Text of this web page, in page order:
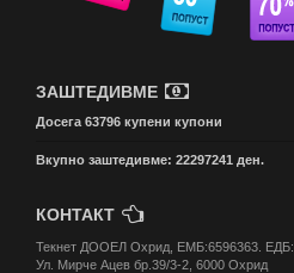
ЗАШТЕДИВМЕ
Досега 63796 купени купони
Вкупно заштедивме: 22297241 ден.
КОНТАКТ
Текнет ДООЕЛ Охрид, ЕМБ:6596363.
Ул. Мирче Ацев бр.39/3-2, 6000 Охрид